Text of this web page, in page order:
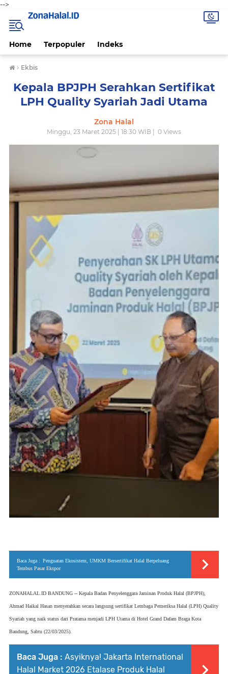
-->
Home Terpopuler Indeks
› Ekbis
Kepala BPJPH Serahkan Sertifikat
LPH Quality Syariah Jadi Utama
Zona Halal
Minggu, 23 Maret 2025 | 18:30 WIB | 0 Views
Baca Juga : Penguatan Ekosistem, UMKM Bersertifikat Halal Berpeluang
Tembus Pasar Ekspor
ZONAHALAL.ID BANDUNG -- Kepala Badan Penyelenggara Jaminan Produk Halal (BPJPH),
Ahmad Haikal Hasan menyerahkan secara langsung sertifikat Lembaga Pemeriksa Halal (LPH) Quality
Syariah yang naik status dari Pratama menjadi LPH Utama di Hotel Grand Dafam Braga Kota
Bandung, Sabtu (22/03/2025).
Baca Juga : Asyiknya! Jakarta International
Halal Market 2026 Etalase Produk Halal